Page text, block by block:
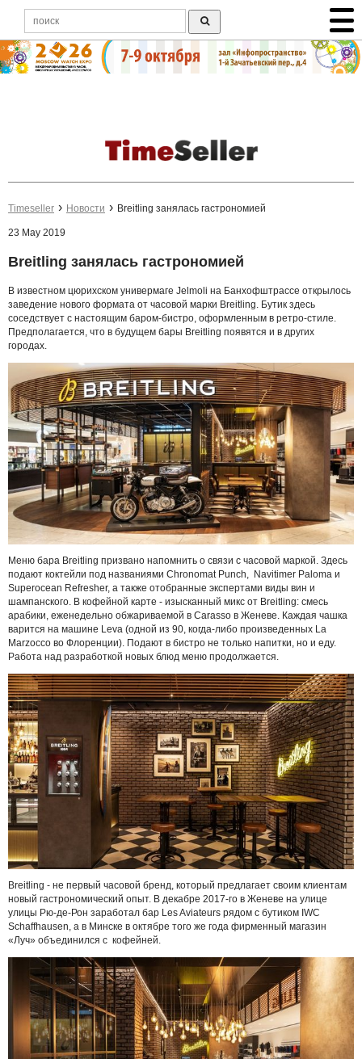
Timeseller Новости Breitling занялась гастрономией
23 May 2019
Breitling занялась гастрономией
В известном цюрихском универмаге Jelmoli на Банхофштрассе открылось
заведение нового формата от часовой марки Breitling. Бутик здесь
соседствует с настоящим баром-бистро, оформленным в ретро-стиле.
Предполагается, что в будущем бары Breitling появятся и в других
городах.
Меню бара Breitling призвано напомнить о связи с часовой маркой. Здесь
подают коктейли под названиями Chronomat Punch, Navitimer Paloma и
Superocean Refresher, а также отобранные экспертами виды вин и
шампанского. В кофейной карте - изысканный микс от Breitling: смесь
арабики, еженедельно обжариваемой в Carasso в Женеве. Каждая чашка
варится на машине Leva (одной из 90, когда-либо произведенных La
Marzocco во Флоренции). Подают в бистро не только напитки, но и еду.
Работа над разработкой новых блюд меню продолжается.
Breitling - не первый часовой бренд, который предлагает своим клиентам
новый гастрономический опыт. В декабре 2017-го в Женеве на улице
улицы Рю-де-Рон заработал бар Les Aviateurs рядом с бутиком IWC
Schaffhausen, а в Минске в октябре того же года фирменный магазин
«Луч» объединился с кофейней.